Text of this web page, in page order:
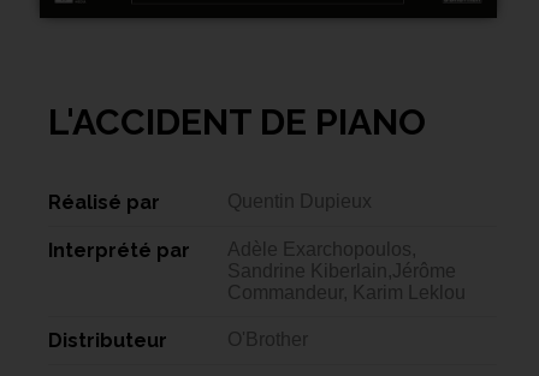
L'ACCIDENT DE PIANO
Réalisé par Quentin Dupieux
Interprété par
Adèle Exarchopoulos,
Sandrine Kiberlain,Jérôme
Commandeur, Karim Leklou
Distributeur O'Brother